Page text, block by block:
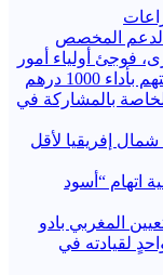
الدعم المخصص
فوجئ أولياء أمور
لاعبي فئة الكادي في أحد الأندية بمطالبتهم بأداء 1000 درهم
بالمشاركة في
إفريقيا لأقل
اتهام “أسود
المغربي بادو
لقيادته ​في